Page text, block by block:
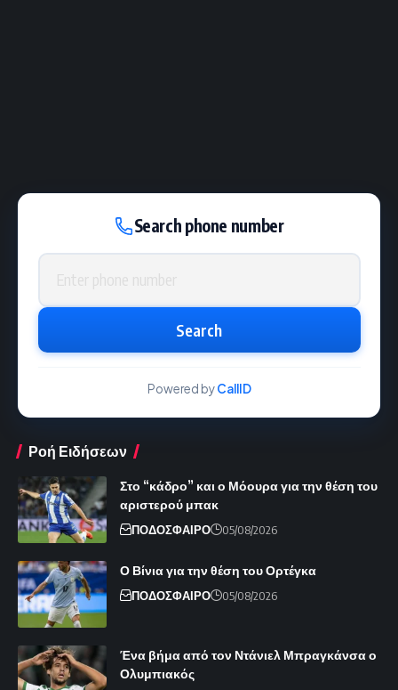
Search phone number
Phone number
Search
Powered byCallID
Ροή Ειδήσεων
Στο “κάδρο” και ο Μόουρα για την θέση του
αριστερού μπακ
ΠΟΔΟΣΦΑΙΡΟ 05/08/2026
Ο Βίνια για την θέση του Ορτέγκα
ΠΟΔΟΣΦΑΙΡΟ 05/08/2026
Ένα βήμα από τον Ντάνιελ Μπραγκάνσα ο
Ολυμπιακός